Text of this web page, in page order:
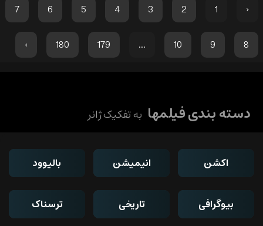
‹
1
2
3
4
5
6
7
8
9
10
...
179
180
›
دسته بندی فیلمها به تفکیک ژانر
اکشن انیمیشن بالیوود
بیوگرافی تاریخی ترسناک